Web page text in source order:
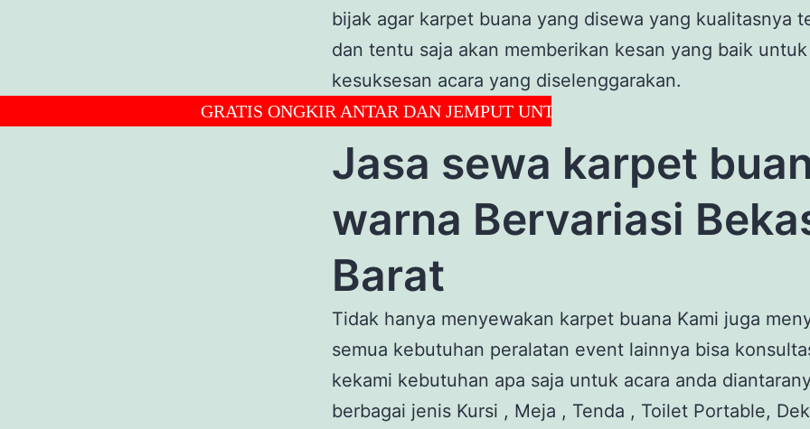
bijak agar karpet buana yang disewa yang kualitasnya
dan tentu saja akan memberikan kesan yang baik untuk
kesuksesan acara yang diselenggarakan.
GRATIS ONGKIR ANTAR DAN JEMPUT UNTUK WILAYAH JAKARTA, BOGOR,
Jasa sewa karpet
warna Bervariasi
Barat
Tidak hanya menyewakan karpet buana Kami juga
semua kebutuhan peralatan event lainnya bisa
kekami kebutuhan apa saja untuk acara anda
berbagai jenis Kursi , Meja , Tenda , Toilet Portable,